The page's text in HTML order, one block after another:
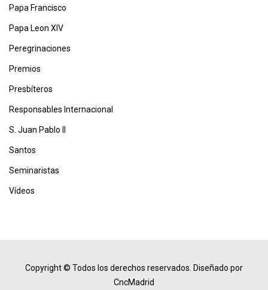
Papa Francisco
Papa Leon XIV
Peregrinaciones
Premios
Presbíteros
Responsables Internacional
S. Juan Pablo II
Santos
Seminaristas
Vídeos
Copyright © Todos los derechos reservados. Diseñado por
CncMadrid